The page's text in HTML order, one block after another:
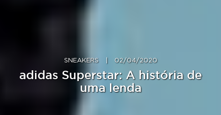
SNEAKERS 02/04/2020
adidas Superstar: A história de
uma lenda